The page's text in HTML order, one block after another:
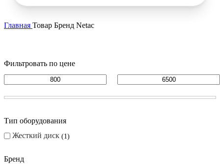
Главная Товар Бренд Netac
Фильтровать по цене
Тип оборудования
Жесткий диск
1
Бренд